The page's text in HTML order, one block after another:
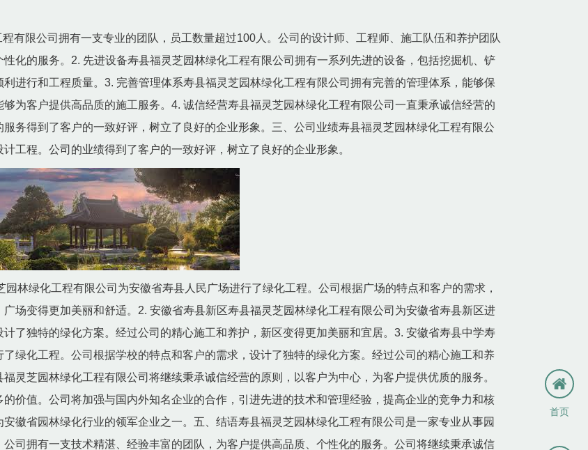
有限公司拥有一支专业的团队，员工数量超过100人。公司的设计师、工程师、施工队伍和养护团队
化的服务。2. 先进设备寿县福灵芝园林绿化工程有限公司拥有一系列先进的设备，包括挖掘机、铲
进行和工程质量。3. 完善管理体系寿县福灵芝园林绿化工程有限公司拥有完善的管理体系，能够保
为客户提供高品质的施工服务。4. 诚信经营寿县福灵芝园林绿化工程有限公司一直秉承诚信经营的
务得到了客户的一致好评，树立了良好的企业形象。三、公司业绩寿县福灵芝园林绿化工程有限公
工程。公司的业绩得到了客户的一致好评，树立了良好的企业形象。
林绿化工程有限公司为安徽省寿县人民广场进行了绿化工程。公司根据广场的特点和客户的需求，
场变得更加美丽和舒适。2. 安徽省寿县新区寿县福灵芝园林绿化工程有限公司为安徽省寿县新区进
了独特的绿化方案。经过公司的精心施工和养护，新区变得更加美丽和宜居。3. 安徽省寿县中学寿
绿化工程。公司根据学校的特点和客户的需求，设计了独特的绿化方案。经过公司的精心施工和养
灵芝园林绿化工程有限公司将继续秉承诚信经营的原则，以客户为中心，为客户提供优质的服务。
价值。公司将加强与国内外知名企业的合作，引进先进的技术和管理经验，提高企业的竞争力和核
徽省园林绿化行业的领军企业之一。五、结语寿县福灵芝园林绿化工程有限公司是一家专业从事园
司拥有一支技术精湛、经验丰富的团队，为客户提供高品质、个性化的服务。公司将继续秉承诚信
首页